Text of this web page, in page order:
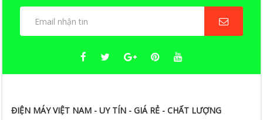
ĐIỆN MÁY VIỆT NAM - UY TÍN - GIÁ RẺ - CHẤT LƯỢNG